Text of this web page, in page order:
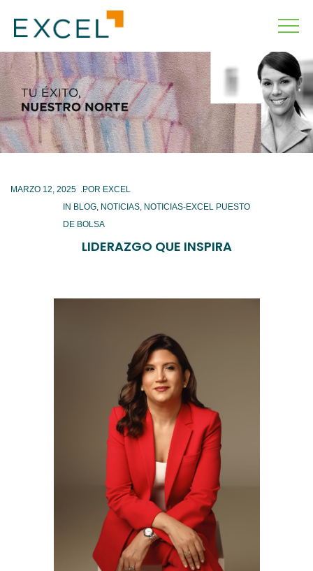
MARZO 12, 2025
IN BLOG, NOTICIAS, NOTICIAS-EXCEL PUESTO
DE BOLSA
LIDERAZGO QUE INSPIRA